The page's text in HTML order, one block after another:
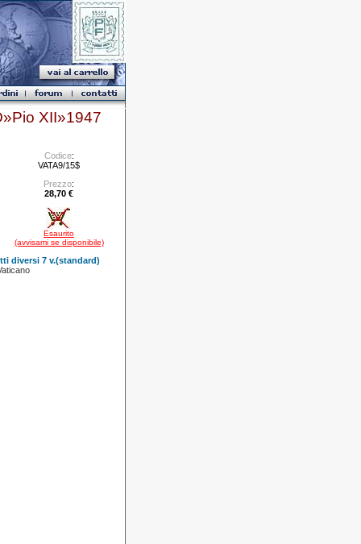
XII»1947
Codice:
VATA9/15$
Prezzo:
28,70 €
Esaurito
(avvisami se disponibile)
diversi 7 v.(standard)